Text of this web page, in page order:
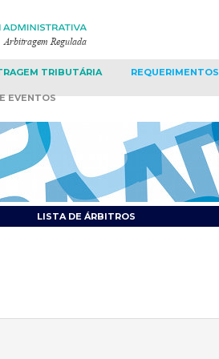
TRIBUTÁRIA REQUERIMENTOS
E EVENTOS
LISTA DE ÁRBITROS